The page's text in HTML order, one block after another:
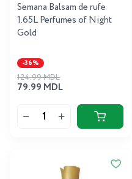
Semana Balsam de rufe
1.65L Perfumes of Night
Gold
-36%
79.99 MDL
124.99 MDL